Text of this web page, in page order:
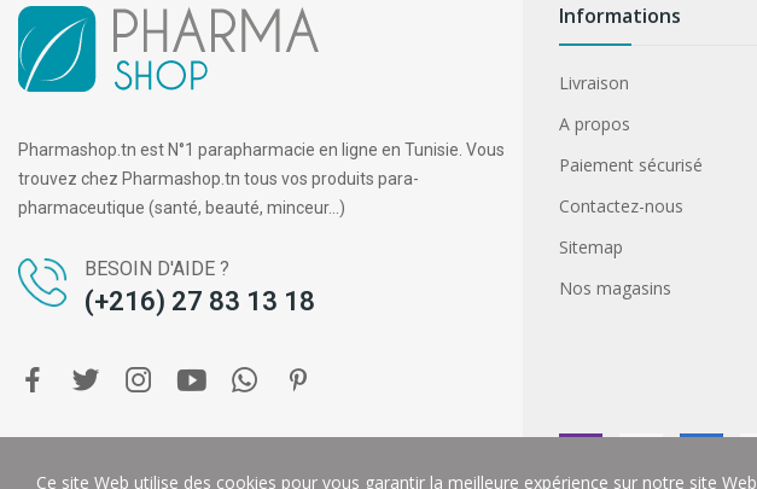
Pharmashop.tn est N°1 parapharmacie en ligne en Tunisie. Vous
trouvez chez Pharmashop.tn tous vos produits para-
pharmaceutique (santé, beauté, minceur...)
BESOIN D'AIDE ?
(+216) 27 83 13 18
Informations
Livraison
A propos
Paiement sécurisé
Contactez-nous
Sitemap
Nos magasins
Ce site Web utilise des cookies pour vous garantir la meilleure expérience sur notre site Web